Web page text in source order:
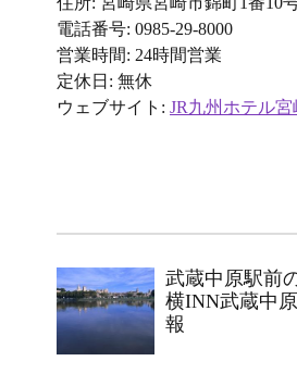
電話番号: 0985-29-8000
営業時間: 24時間営業
定休日: 無休
ウェブサイト: JR九州ホテル宮
武蔵中原駅前
横INN武蔵中
報